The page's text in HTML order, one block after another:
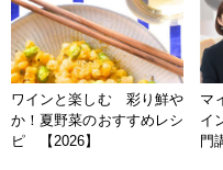
ワインと楽しむ 彩り鮮や
か！夏野菜のおすすめレシ
ピ 【2026】
マ
イ
門